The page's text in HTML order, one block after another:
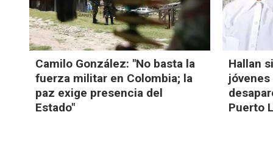
Camilo González: "No basta la
fuerza militar en Colombia; la
paz exige presencia del
Estado"
Hallan
Puerto